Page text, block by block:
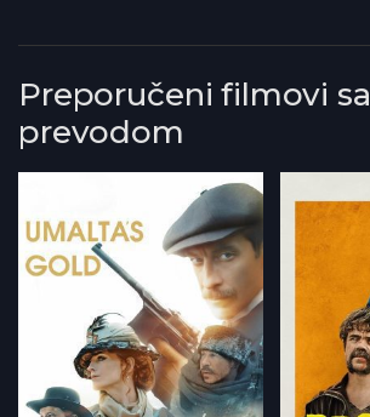
Preporučeni filmovi sa
prevodom